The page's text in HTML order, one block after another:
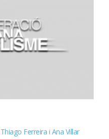
Ferreira i Ana Villar